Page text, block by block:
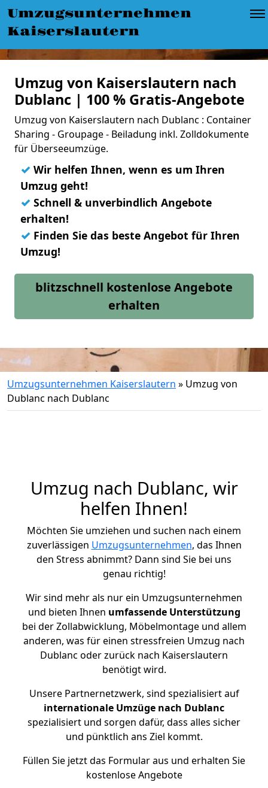
Umzugsunternehmen
Kaiserslautern
Umzug von Kaiserslautern nach
Dublanc | 100 % Gratis-Angebote
Umzug von Kaiserslautern nach Dublanc : Container
Sharing - Groupage - Beiladung inkl. Zolldokumente
für Überseeumzüge.
✓ Wir helfen Ihnen, wenn es um Ihren
Umzug geht!
✓ Schnell & unverbindlich Angebote
erhalten!
✓ Finden Sie das beste Angebot für Ihren
Umzug!
blitzschnell kostenlose Angebote
erhalten
Umzugsunternehmen Kaiserslautern » Umzug von
Dublanc nach Dublanc
Umzug nach Dublanc, wir
helfen Ihnen!
Möchten Sie umziehen und suchen nach einem
zuverlässigen Umzugsunternehmen, das Ihnen
den Stress abnimmt? Dann sind Sie bei uns
genau richtig!
Wir sind mehr als nur ein Umzugsunternehmen
und bieten Ihnen umfassende Unterstützung
bei der Zollabwicklung, Möbelmontage und allem
anderen, was für einen stressfreien Umzug nach
Dublanc oder zurück nach Kaiserslautern
benötigt wird.
Unsere Partnernetzwerk, sind spezialisiert auf
internationale Umzüge nach Dublanc
spezialisiert und sorgen dafür, dass alles sicher
und pünktlich ans Ziel kommt.
Füllen Sie jetzt das Formular aus und erhalten Sie
kostenlose Angebote